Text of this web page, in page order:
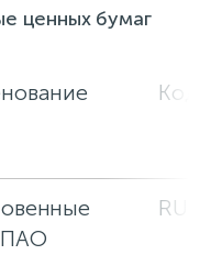
ценных бумаг
Код
ПАО